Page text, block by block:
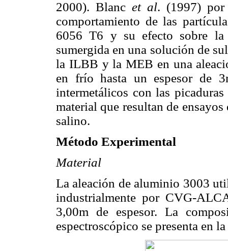
2000). Blanc et al. (1997) por
comportamiento de las
6056 T6 y su efecto sobre la
sumergida en una solución de
la ILBB y la MEB en una
en frío hasta un espesor de
intermetálicos con las
material que resultan de
Método Experimental
Material
La aleación de aluminio 3003
industrialmente por CVG-
3,00m de espesor. La
espectroscópico se presenta en la